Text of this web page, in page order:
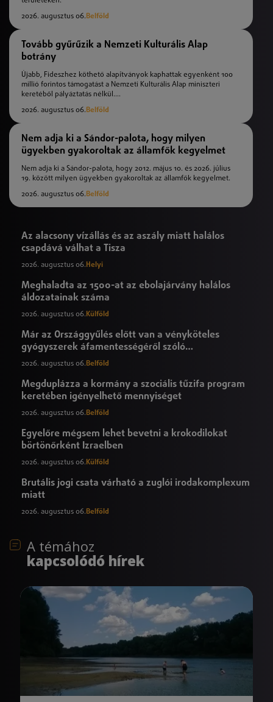
2026. augusztus 06.Belföld
Tovább gyűrűzik a Nemzeti Kulturális Alap
botrány
Újabb, Fideszhez köthető alapítványok kaphattak egyenként 100
millió forintos támogatást a Nemzeti Kulturális Alap miniszteri
keretéből pályáztatás nélkül....
2026. augusztus 06.Belföld
Nem adja ki a Sándor-palota, hogy milyen
ügyekben gyakoroltak az államfők kegyelmet
Nem adja ki a Sándor-palota, hogy 2012. május 10. és 2026. július
19. között milyen ügyekben gyakoroltak az államfők kegyelmet.
2026. augusztus 06.Belföld
Az alacsony vízállás és az aszály miatt halálos
csapdává válhat a Tisza
2026. augusztus 06. Helyi
Meghaladta az 1500-at az ebolajárvány halálos
áldozatainak száma
2026. augusztus 06. Külföld
Már az Országgyűlés előtt van a vényköteles
gyógyszerek áfamentességéről szóló
törvényjavaslat
2026. augusztus 06.Belföld
Megduplázza a kormány a szociális tűzifa program
keretében igényelhető mennyiséget
2026. augusztus 06.Belföld
Egyelőre mégsem lehet bevetni a krokodilokat
börtönőrként Izraelben
2026. augusztus 06. Külföld
Brutális jogi csata várható a zuglói irodakomplexum
miatt
2026. augusztus 06.Belföld
A témához
kapcsolódó hírek